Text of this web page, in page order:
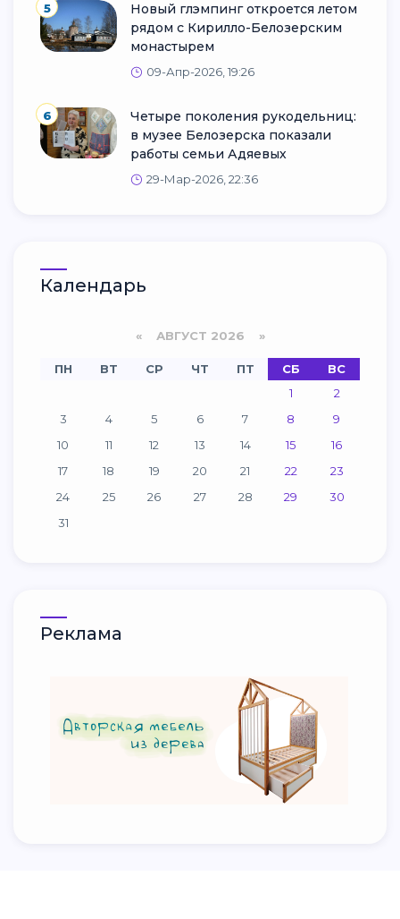
5
Новый глэмпинг откроется летом
рядом с Кирилло-Белозерским
монастырем
09-Апр-2026, 19:26
6
Четыре поколения рукодельниц:
в музее Белозерска показали
работы семьи Адяевых
29-Мар-2026, 22:36
Календарь
«АВГУСТ 2026 »
ПН ВТ СР ЧТ ПТ СБ
ВС
1
2
3
4 5 6 7 8
9
10
11 12 13 14 15
16
17
18 19 20 21 22
23
24
25 26 27 28 29
30
31
Реклама